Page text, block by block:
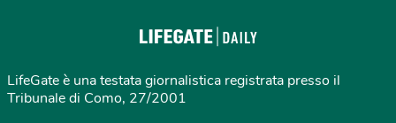
LifeGate è una testata giornalistica registrata presso il
Tribunale di Como, 27/2001